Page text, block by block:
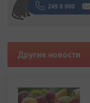
Другие новости